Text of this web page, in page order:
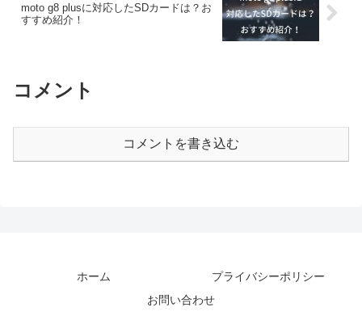
moto g8 plusに対応したSDカードは？お
すすめ紹介！
コメント
コメントを書き込む
ホーム
プライバシーポリシー
お問い合わせ